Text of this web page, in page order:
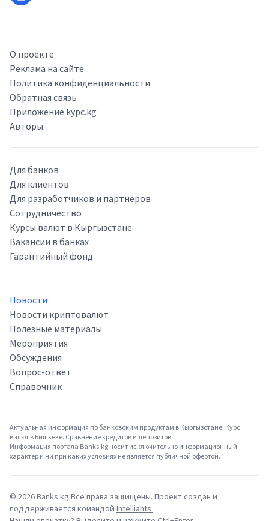
О проекте
Реклама на сайте
Политика конфиденциальности
Обратная связь
Приложение kypc.kg
Авторы
Для банков
Для клиентов
Для разработчиков и партнёров
Сотрудничество
Курсы валют в Кыргызстане
Вакансии в банках
Гарантийный фонд
Новости
Новости криптовалют
Полезные материалы
Мероприятия
Обсуждения
Вопрос-ответ
Справочник
Актуальная информация по банковским продуктам в Кыргызстане. Курс
валют в Бишкеке. Сравнение кредитов и депозитов.
Информация портала Banks.kg носит исключительно информационный
характер и ни при каких условиях не является публичной офертой.
© 2026Banks.kg Все права защищены. Проект создан и
поддерживается командой Intelliants .